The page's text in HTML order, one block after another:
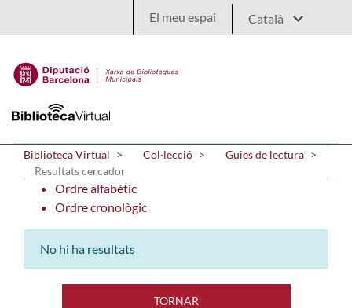
El meu espai
Biblioteca Virtual Col·lecció
Guies de lectura
Resultats cercador
Ordre alfabètic
Ordre cronològic
No hi ha resultats
TORNAR